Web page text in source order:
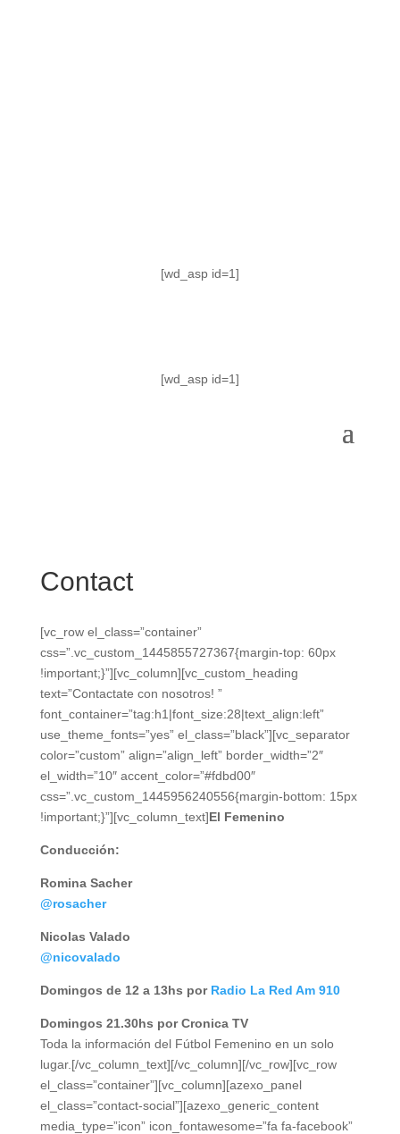
[wd_asp id=1]
[wd_asp id=1]
Contact
[vc_row el_class=”container”
css=”.vc_custom_1445855727367{margin-top: 60px
!important;}”][vc_column][vc_custom_heading
text=”Contactate con nosotros! ”
font_container=”tag:h1|font_size:28|text_align:left”
use_theme_fonts=”yes” el_class=”black”][vc_separator
color=”custom” align=”align_left” border_width=”2″
el_width=”10″ accent_color=”#fdbd00″
css=”.vc_custom_1445956240556{margin-bottom: 15px
!important;}”][vc_column_text]El Femenino
Conducción:
Romina Sacher
@rosacher
Nicolas Valado
@nicovalado
Domingos de 12 a 13hs por Radio La Red Am 910
Domingos 21.30hs por Cronica TV
Toda la información del Fútbol Femenino en un solo
lugar.[/vc_column_text][/vc_column][/vc_row][vc_row
el_class=”container”][vc_column][azexo_panel
el_class=”contact-social”][azexo_generic_content
media_type=”icon” icon_fontawesome=”fa fa-facebook”